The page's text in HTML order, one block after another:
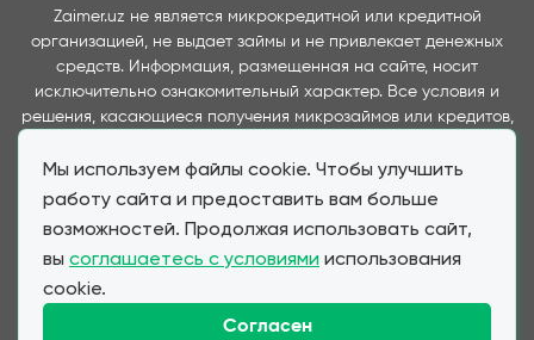
Мы используем файлы cookie. Чтобы улучшить
работу сайта и предоставить вам больше
возможностей. Продолжая использовать сайт,
вы соглашаетесь с условиями использования
cookie.
Согласен
Zaimer.uz не является микрокредитной или кредитной
организацией, не выдает займы и не привлекает денежных
средств. Информация, размещенная на сайте, носит
исключительно ознакомительный характер. Все условия и
решения, касающиеся получения микрозаймов или кредитов,
предоставляющими данные услуги и представленные на
данном сайте. Важно отметить, что условия займов и
соответствуют условиям, предоставляемым партнерскими
МФО и банками при прямом обращении клиента. Zaimer.uz
выступает в качестве информационного посредника,
обеспечивая удобство выбора и подачи заявок для клиентов,